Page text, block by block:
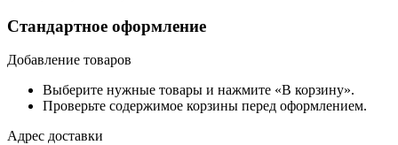
Стандартное оформление
Добавление товаров
Выберите нужные товары и нажмите «В корзину».
Проверьте содержимое корзины перед оформлением.
Адрес доставки